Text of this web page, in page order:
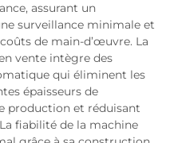
assurant un
surveillance minimale et
de main-d’œuvre. La
vente intègre des
qui éliminent les
épaisseurs de
production et réduisant
fiabilité de la machine